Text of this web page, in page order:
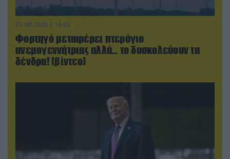
07.08.2026 | 16:02
Φορτηγό μεταφέρει πτερύγιο
ανεμογεννήτριας αλλά… το δυσκολεύουν τα
δένδρα! (βίντεο)